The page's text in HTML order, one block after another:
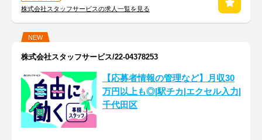
株式会社スタッフサービスの求人一覧を見る
NEW
株式会社スタッフサービス/22-04378253
【応募者情報の管理など】月収30
万円以上も◎|駅チカ|エクセル入力|
千代田区